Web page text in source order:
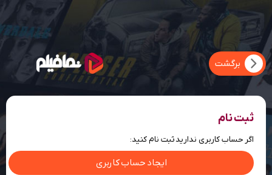
ثبت نام
اگر حساب کاربری ندارید ثبت نام کنید:
ایجاد حساب کاربری